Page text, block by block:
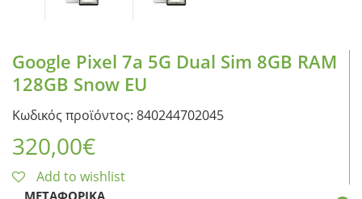
Google Pixel 7a 5G Dual Sim 8GB RAM
128GB Snow EU
Κωδικός προϊόντος: 840244702045
320,00€
Add to wishlist